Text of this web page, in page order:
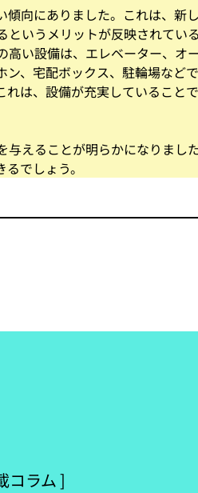
向にありました。これは、新
いうメリットが反映されてい
い設備は、エレベーター、オー
、宅配ボックス、駐輪場など
は、設備が充実していること
えることが明らかになりまし
でしょう。
コラム ]